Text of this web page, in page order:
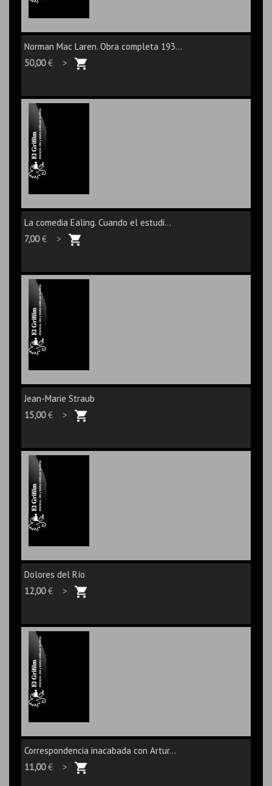
Norman Mac Laren. Obra completa 193...
50,00€ >
La comedia Ealing. Cuando el estudi...
7,00€ >
Jean-Marie Straub
15,00€ >
Dolores del Río
12,00€ >
Correspondencia inacabada con Artur...
11,00€ >